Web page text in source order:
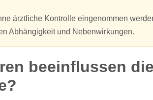
ärztliche Kontrolle eingenommen
Abhängigkeit und Nebenwirkungen.
beeinflussen